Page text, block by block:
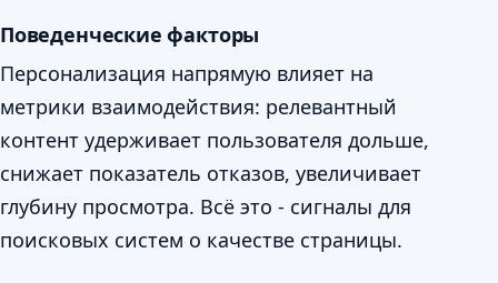
Поведенческие факторы
Персонализация напрямую влияет на
метрики взаимодействия: релевантный
контент удерживает пользователя дольше,
снижает показатель отказов, увеличивает
глубину просмотра. Всё это - сигналы для
поисковых систем о качестве страницы.